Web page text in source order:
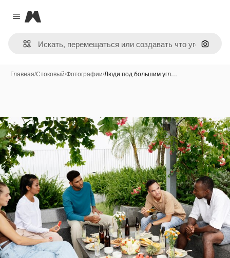
Close menu
Magnific
Поиск
Главная/Стоковый/Фотографии/Люди под большим угл…